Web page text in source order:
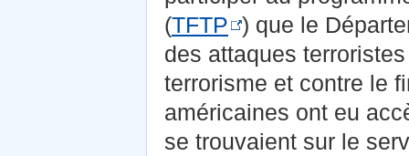
(TFTP ) que le
des attaques
terrorisme et contre le
américaines ont eu
se trouvaient sur le